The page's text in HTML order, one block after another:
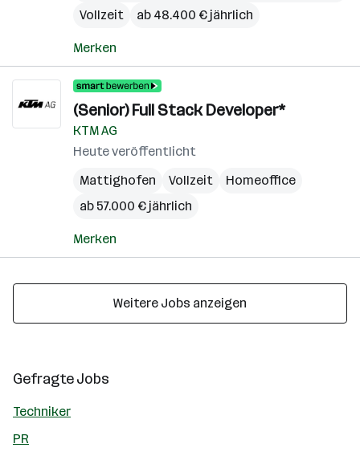
Vollzeit
ab 48.400 € jährlich
Merken
(Senior) Full Stack Developer*
KTM AG
Heute veröffentlicht
Mattighofen
Vollzeit
Homeoffice
ab 57.000 € jährlich
Merken
Weitere Jobs anzeigen
Gefragte Jobs
Techniker
PR